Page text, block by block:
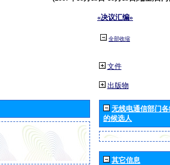
«决议汇编»
全部收缩
文件
出版物
无线电通信部门
的候选人
其它信息